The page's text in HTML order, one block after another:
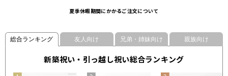
夏季休暇期間にかかるご注文について
総合ランキング 友人向け 兄弟・姉妹向け 親族向け
新築祝い・引っ越し祝い総合ランキング